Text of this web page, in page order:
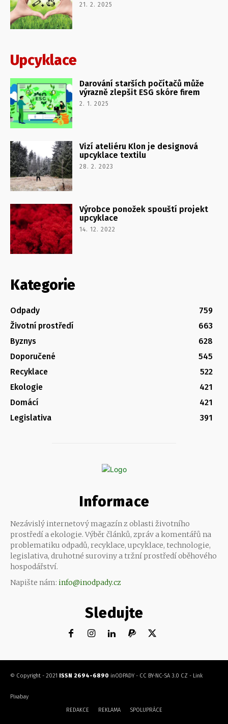
21. 2. 2025
Upcyklace
Darování starších počítačů může
výrazně zlepšit ESG skóre firem
2. 1. 2025
Vizí ateliéru Klon je designová
upcyklace textilu
28. 2. 2023
Výrobce ponožek spouští projekt
upcyklace
14. 12. 2022
Kategorie
Odpady
759
Životní prostředí
663
Byznys
628
Doporučené
545
Recyklace
522
Ekologie
421
Domácí
421
Legislativa
391
Informace
Nezávislý internetový magazín z oblasti životního
prostředí a ekologie. Výběr článků, zpráv a komentářů na
problematiku odpadů, recyklace, upcyklace, technologie,
legislativa, druhotné suroviny a tržní prostředí oběhového
hospodářství.
Napište nám: info@inodpady.cz
Sledujte
© Copyright - 2021 ISSN 2694-6890 inODPADY - CC BY-NC-SA 3.0 CZ - Link
Pixabay
REDAKCE
REKLAMA SPOLUPRÁCE